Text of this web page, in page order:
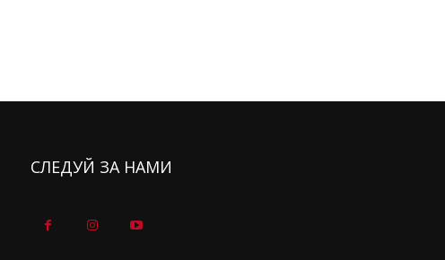
СЛЕДУЙ ЗА НАМИ